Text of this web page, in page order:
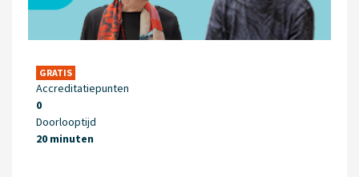
GRATIS
Accreditatiepunten
0
Doorlooptijd
20 minuten